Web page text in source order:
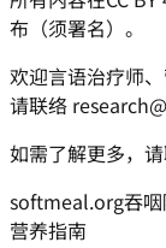
布（须署名）。
欢迎言语治疗师
请联络
如需了解更多，
softmeal.org吞
营养指南